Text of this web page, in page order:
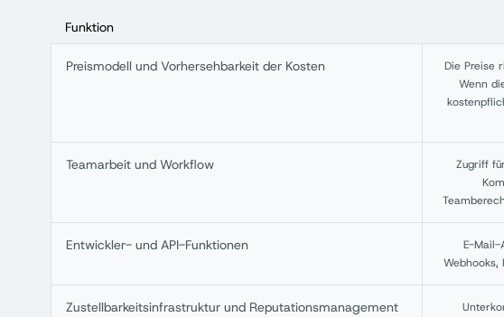
Funktion
Preismodell und Vorhersehbarkeit der Kosten
Die Preise
Wenn
Teamarbeit und Workflow
Zugriff
Entwickler- und API-Funktionen
E-Mail-
Webhooks,
Zustellbarkeitsinfrastruktur und Reputationsmanagement